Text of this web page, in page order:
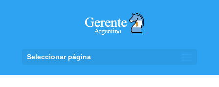
Seleccionar página